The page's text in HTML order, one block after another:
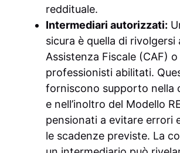
reddituale.
Intermediari autorizzati:
sicura è quella di rivolgersi
Assistenza Fiscale (CAF)
professionisti abilitati.
forniscono supporto nella
e nell’inoltro del Modello
pensionati a evitare errori
le scadenze previste. La